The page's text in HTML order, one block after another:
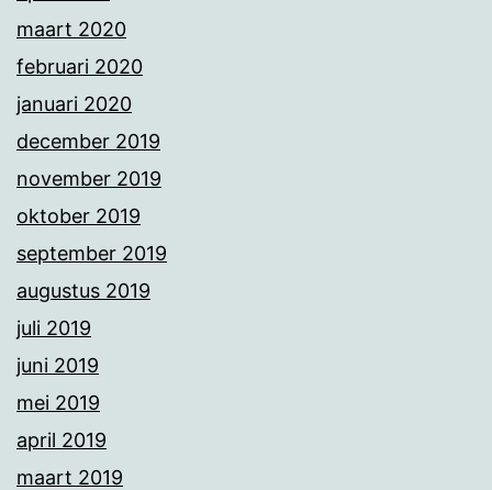
maart 2020
februari 2020
januari 2020
december 2019
november 2019
oktober 2019
september 2019
augustus 2019
juli 2019
juni 2019
mei 2019
april 2019
maart 2019